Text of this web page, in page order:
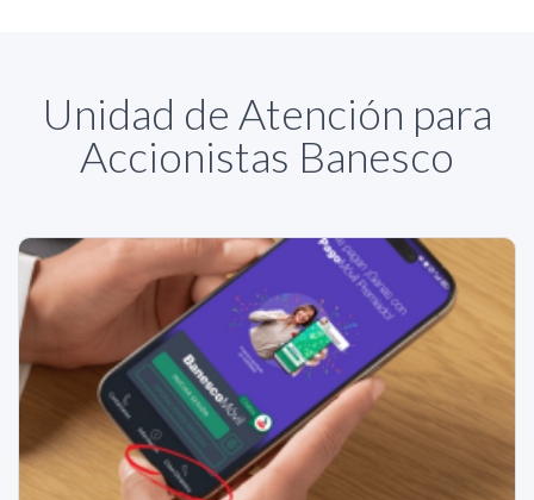
Unidad de Atención para
Accionistas Banesco